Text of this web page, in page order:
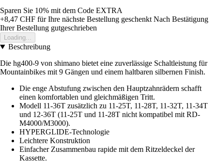
Sparen Sie 10% mit dem Code EXTRA
+8,47 CHF für Ihre nächste Bestellung geschenkt Nach Bestätigung
Ihrer Bestellung gutgeschrieben
Loading...
Beschreibung
Die hg400-9 von shimano bietet eine zuverlässige Schaltleistung für
Mountainbikes mit 9 Gängen und einem haltbaren silbernen Finish.
Die enge Abstufung zwischen den Hauptzahnrädern schafft
einen komfortablen und gleichmäßigen Tritt.
Modell 11-36T zusätzlich zu 11-25T, 11-28T, 11-32T, 11-34T
und 12-36T (11-25T und 11-28T nicht kompatibel mit RD-
M4000/M3000).
HYPERGLIDE-Technologie
Leichtere Konstruktion
Einfacher Zusammenbau rapide mit dem Ritzeldeckel der
Kassette.